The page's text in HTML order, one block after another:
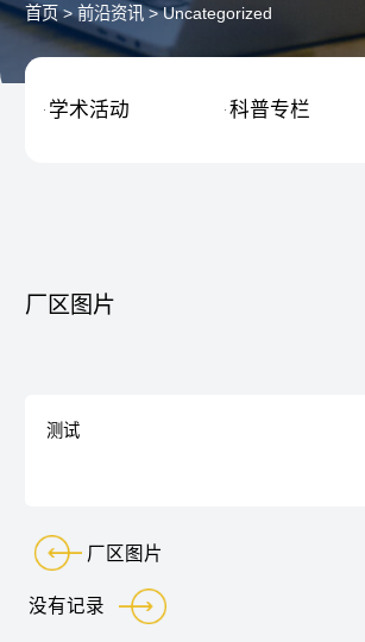
首页>前沿资讯>Uncategorized
 学术活动  科普专栏
厂区图片
测试
厂区图片
没有记录